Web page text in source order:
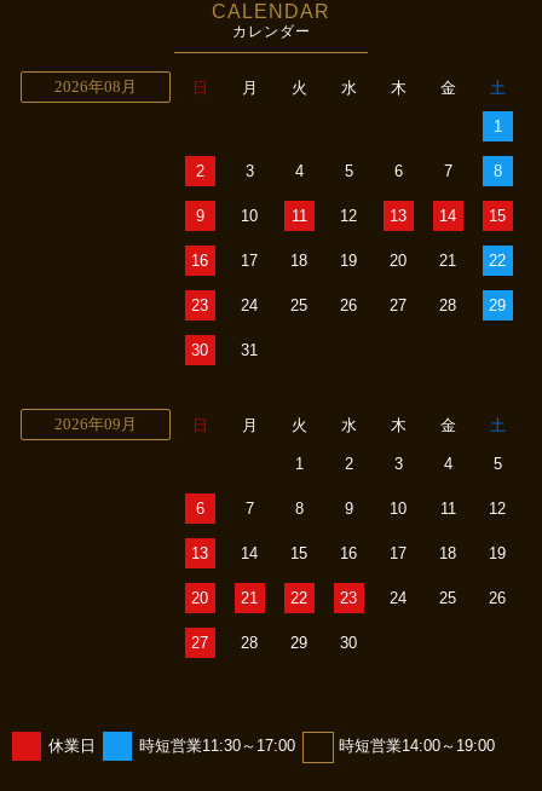
CALENDAR
カレンダー
2026年08月 日 月 火 水 木 金 土
1
2 3 4 5 6 7 8
9 10 11 12 13 14 15
16 17 18 19 20 21 22
23 24 25 26 27 28 29
30 31
2026年09月 日 月 火 水 木 金 土
1 2 3 4 5
6 7 8 9 10 11 12
13 14 15 16 17 18 19
20 21 22 23 24 25 26
27 28 29 30
休業日 時短営業11:30～17:00 時短営業14:00～19:00